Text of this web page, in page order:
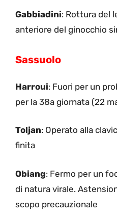
Gabbiadini: Rottura del
anteriore del ginocchio
Sassuolo
Harroui: Fuori per un
per la 38a giornata (22
Toljan: Operato alla
finita
Obiang: Fermo per un
di natura virale.
scopo precauzionale